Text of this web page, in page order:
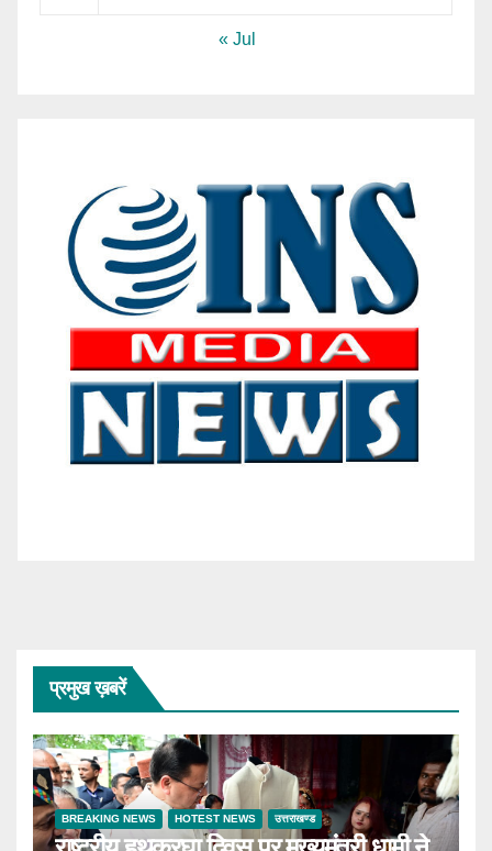
« Jul
प्रमुख ख़बरें
BREAKING NEWS HOTEST NEWS उत्तराखण्ड